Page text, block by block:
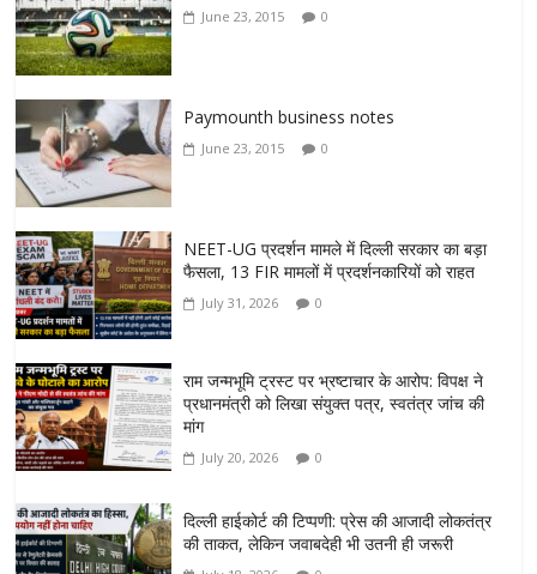
June 23, 2015 0
Paymounth business notes
June 23, 2015 0
NEET-UG प्रदर्शन मामले में दिल्ली सरकार का बड़ा
फैसला, 13 FIR मामलों में प्रदर्शनकारियों को राहत
July 31, 2026 0
राम जन्मभूमि ट्रस्ट पर भ्रष्टाचार के आरोप: विपक्ष ने
प्रधानमंत्री को लिखा संयुक्त पत्र, स्वतंत्र जांच की
मांग
July 20, 2026 0
दिल्ली हाईकोर्ट की टिप्पणी: प्रेस की आजादी लोकतंत्र
की ताकत, लेकिन जवाबदेही भी उतनी ही जरूरी